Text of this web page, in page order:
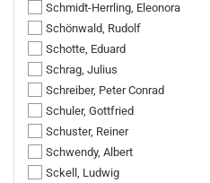
Schmidt-Herrling, Eleonora
Schönwald, Rudolf
Schotte, Eduard
Schrag, Julius
Schreiber, Peter Conrad
Schuler, Gottfried
Schuster, Reiner
Schwendy, Albert
Sckell, Ludwig